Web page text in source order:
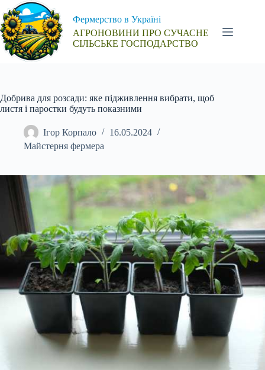
Перейти
до
вмісту
Фермерство в Україні
АГРОНОВИНИ ПРО СУЧАСНЕ
СІЛЬСЬКЕ ГОСПОДАРСТВО
Добрива для розсади: яке підживлення вибрати, щоб
листя і паростки будуть показними
Ігор Корпало
16.05.2024
Майстерня фермера